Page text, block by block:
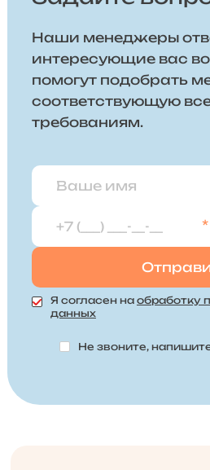
Наши менеджеры
интересующие вас
помогут подобрать
соответствующую
требованиям.
*
Я согласен на обработку
данных
Не звоните,